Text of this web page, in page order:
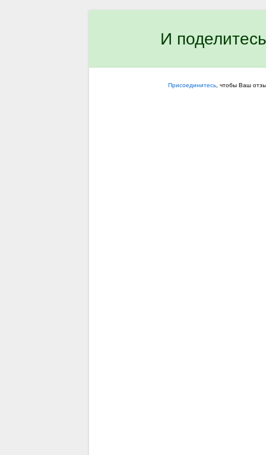
И
Присоединитесь , чтобы Ваш